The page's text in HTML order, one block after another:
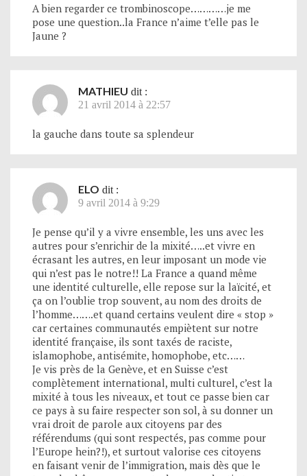
A bien regarder ce trombinoscope…………je me
pose une question..la France n’aime t’elle pas le
Jaune ?
MATHIEU dit :
21 avril 2014 à 22:57
la gauche dans toute sa splendeur
ELO dit :
9 avril 2014 à 9:29
Je pense qu’il y a vivre ensemble, les uns avec les
autres pour s’enrichir de la mixité…..et vivre en
écrasant les autres, en leur imposant un mode vie
qui n’est pas le notre!! La France a quand même
une identité culturelle, elle repose sur la laïcité, et
ça on l’oublie trop souvent, au nom des droits de
l’homme…….et quand certains veulent dire « stop »
car certaines communautés empiètent sur notre
identité française, ils sont taxés de raciste,
islamophobe, antisémite, homophobe, etc……
Je vis près de la Genève, et en Suisse c’est
complètement international, multi culturel, c’est la
mixité à tous les niveaux, et tout ce passe bien car
ce pays à su faire respecter son sol, à su donner un
vrai droit de parole aux citoyens par des
référendums (qui sont respectés, pas comme pour
l’Europe hein?!), et surtout valorise ces citoyens
en faisant venir de l’immigration, mais dès que le